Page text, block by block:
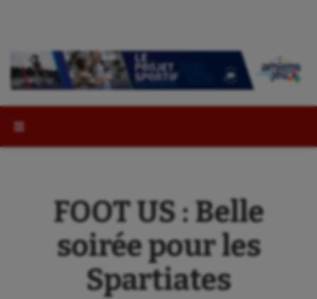
FOOT US : Belle
soirée pour les
Spartiates